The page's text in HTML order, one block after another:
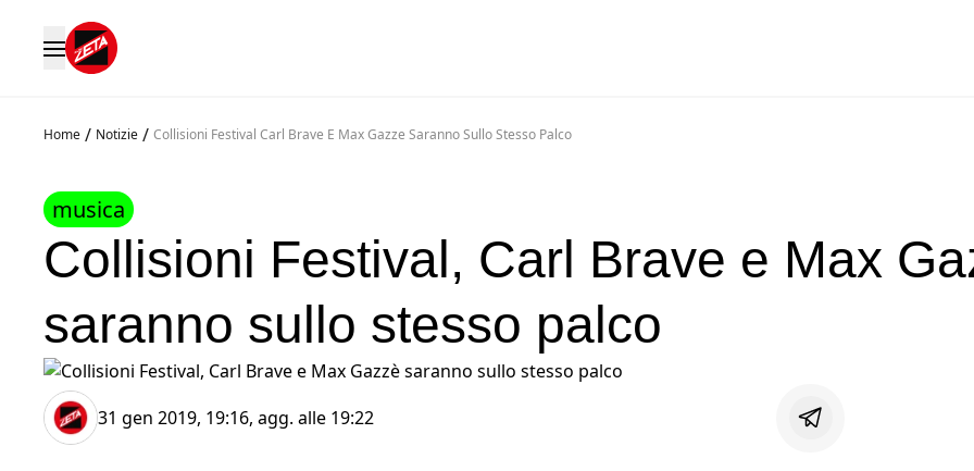
Home / Notizie / Collisioni Festival Carl Brave E Max Gazze Saranno Sullo Stesso Palco
musica
Collisioni Festival, Carl Brave e Max
saranno sullo stesso palco
31 gen 2019, 19:16, agg. alle 19:22